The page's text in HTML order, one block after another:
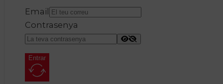
Email
Contrasenya
Entrar